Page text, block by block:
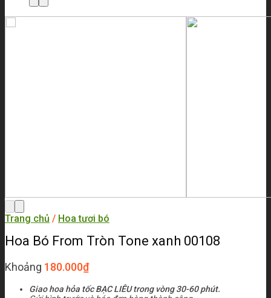
Trang chủ / Hoa tươi bó
Hoa Bó From Tròn Tone xanh 00108
Khoảng 180.000₫
Giao hoa hỏa tốc BẠC LIÊU trong vòng 30-60 phút.